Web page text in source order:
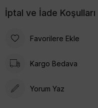
İptal ve İade Koşulları
Favorilere Ekle
Kargo Bedava
Yorum Yaz